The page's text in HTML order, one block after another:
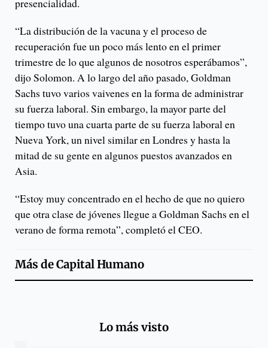
presencialidad.
“La distribución de la vacuna y el proceso de
recuperación fue un poco más lento en el primer
trimestre de lo que algunos de nosotros esperábamos”,
dijo Solomon. A lo largo del año pasado, Goldman
Sachs tuvo varios vaivenes en la forma de administrar
su fuerza laboral. Sin embargo, la mayor parte del
tiempo tuvo una cuarta parte de su fuerza laboral en
Nueva York, un nivel similar en Londres y hasta la
mitad de su gente en algunos puestos avanzados en
Asia.
“Estoy muy concentrado en el hecho de que no quiero
que otra clase de jóvenes llegue a Goldman Sachs en el
verano de forma remota”, completó el CEO.
Más deCapital Humano
Lo más visto